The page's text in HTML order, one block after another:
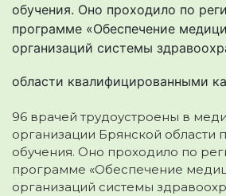
обучения. Оно проходило по
программе «Обеспечение
организаций системы
области квалифицированными
96 врачей трудоустроены в
организации Брянской области
обучения. Оно проходило по
программе «Обеспечение
организаций системы